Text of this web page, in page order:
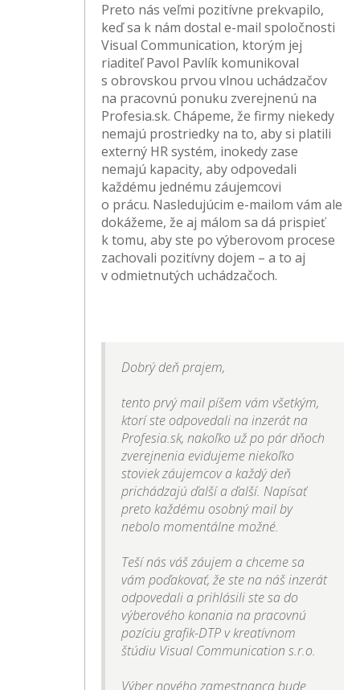
Preto nás veľmi pozitívne prekvapilo,
keď sa k nám dostal e-mail spoločnosti
Visual Communication, ktorým jej
riaditeľ Pavol Pavlík komunikoval
s obrovskou prvou vlnou uchádzačov
na pracovnú ponuku zverejnenú na
Profesia.sk. Chápeme, že firmy niekedy
nemajú prostriedky na to, aby si platili
externý HR systém, inokedy zase
nemajú kapacity, aby odpovedali
každému jednému záujemcovi
o prácu. Nasledujúcim e-mailom vám ale
dokážeme, že aj málom sa dá prispieť
k tomu, aby ste po výberovom procese
zachovali pozitívny dojem – a to aj
v odmietnutých uchádzačoch.
Dobrý deň prajem,
tento prvý mail píšem vám všetkým,
ktorí ste odpovedali na inzerát na
Profesia.sk, nakoľko už po pár dňoch
zverejnenia evidujeme niekoľko
stoviek záujemcov a každý deň
prichádzajú ďalší a ďalší. Napísať
preto každému osobný mail by
nebolo momentálne možné.
Teší nás váš záujem a chceme sa
vám poďakovať, že ste na náš inzerát
odpovedali a prihlásili ste sa do
výberového konania na pracovnú
pozíciu grafik-DTP v kreatívnom
štúdiu Visual Communication s.r.o.
Výber nového zamestnanca bude